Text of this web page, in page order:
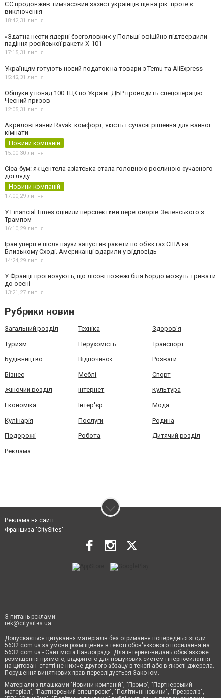
ЄС продовжив тимчасовий захист українців ще на рік: проте є
виключення
18:42,31 липня
«Здатна нести ядерні боєголовки»: у Польщі офіційно підтвердили
падіння російської ракети Х-101
17:15,31 липня
Українцям готують новий податок на товари з Temu та AliExpress
15:42,31 липня
Обшуки у понад 100 ТЦК по Україні: ДБР проводить спецоперацію
Чесний призов
12:05,31 липня
Акрилові ванни Ravak: комфорт, якість і сучасні рішення для ванної
кімнати
Новини компаній
15:00,30 липня
Cica-бум: як центела азіатська стала головною рослиною сучасного
догляду
Новини компаній
17:00,29 липня
У Financial Times оцінили перспективи переговорів Зеленського з
Трампом
16:10,29 липня
Іран уперше після паузи запустив ракети по обʼєктах США на
Близькому Сході. Американці вдарили у відповідь
14:24,29 липня
У Франції прогнозують, що лісові пожежі біля Бордо можуть тривати
до осені
13:21,27 липня
Рубрики новин
Загальний розділ Техніка Здоров'я
Туризм Нерухомість Транспорт
Будівництво Відпочинок Розваги
Бізнес Меблі Спорт
Жіночий розділ Інтернет Культура
Економіка Інтер'єр Мода
Кулінарія Послуги Родина
Подорожі Робота Дитячий розділ
Реклама
Реклама на сайті
Франшиза "CitySites"
З питань реклами:
rek@citysites.ua
Допускається цитування матеріалів без отримання попередньої згоди
5632.com.ua за умови розміщення в тексті обов'язкового посилання на
5632.com.ua - Сайт міста Павлограда. Для інтернет-видань обов'язкове
розміщення прямого, відкритого для пошукових систем гіперпосилання
на цитовані статті не нижче другого абзацу в тексті або в якості джерела.
Порушення виняткових прав переслідується Законом.
Матеріали з плашками "Новини компаній", "Промо", "Партнерський
матеріал", "Партнерський спецпроєкт", "Політичні новини", "Пресреліз",